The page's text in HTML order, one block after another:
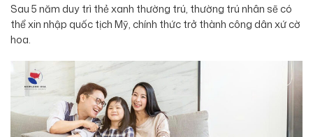
Sau 5 năm duy trì thẻ xanh thường trú, thường trú nhân sẽ có
thể xin nhập quốc tịch Mỹ, chính thức trở thành công dân xứ cờ
hoa.